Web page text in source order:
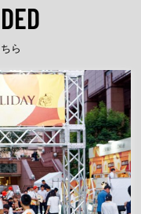
ら